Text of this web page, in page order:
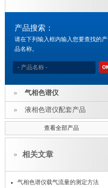
产品搜索：
请在下列输入框内输入您要查找的产
品名称。
气相色谱仪
液相色谱仪配套产品
查看全部产品
相关文章
气相色谱仪载气流量的测定方法